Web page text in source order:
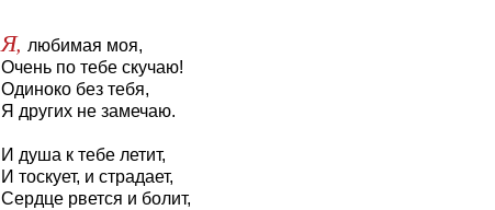
Я, любимая моя,
Очень по тебе скучаю!
Одиноко без тебя,
Я других не замечаю.
И душа к тебе летит,
И тоскует, и страдает,
Сердце рвется и болит,